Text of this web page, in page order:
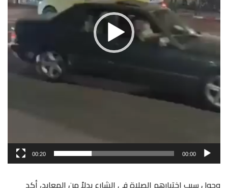
00:00
00:20
وحول سبب اختيارهم الصلاة في الشارع بدلاً من المعابد، أكد